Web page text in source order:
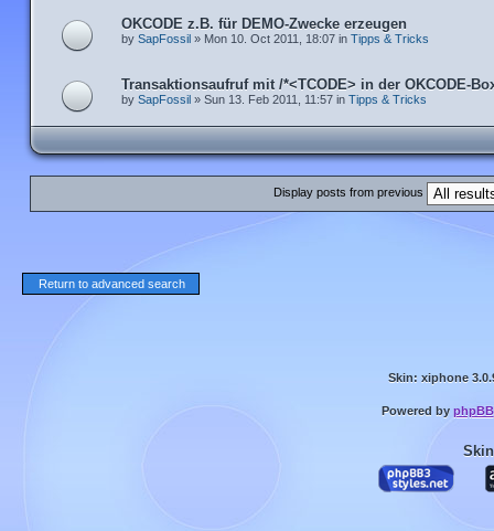
OKCODE z.B. für DEMO-Zwecke erzeugen
by SapFossil » Mon 10. Oct 2011, 18:07 in Tipps & Tricks
Transaktionsaufruf mit /*<TCODE> in der OKCODE-
by SapFossil » Sun 13. Feb 2011, 11:57 in Tipps & Tricks
Display posts from previous
Return to advanced search
Skin: xiphone
Powered by phpBB